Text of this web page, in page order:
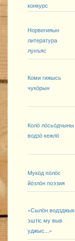
конкурс
Норвегияын
литература
лунъяс
Коми гижысь
чукӧрын
Колӧ лӧсьӧдчыны
водзӧ кежлӧ
Мукӧд пӧлӧс
йӧзлӧн поэзия
«Сылӧн водзджык
эштіс му выв
уджыс...»